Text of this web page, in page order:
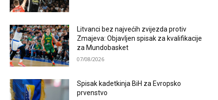
Litvanci bez najvećih zvijezda protiv
Zmajeva: Objavljen spisak za kvalifikacije
za Mundobasket
07/08/2026
Spisak kadetkinja BiH za Evropsko
prvenstvo